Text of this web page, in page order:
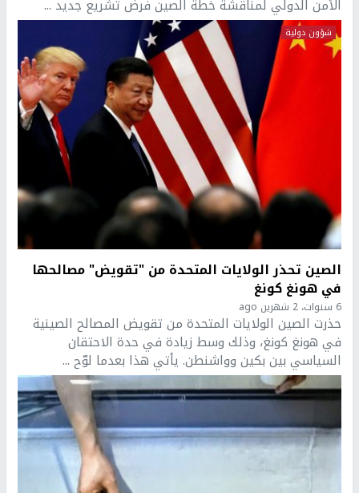
الأمن الدولي لمناقشة خطة الصين فرض تشريع جديد ...
شؤون دولية
الصين تحذر الولايات المتحدة من "تقويض" مصالحها
في هونغ كونغ
6 سنوات، 2 شهرين ago
حذرت الصين الولايات المتحدة من تقويض المصالح الصينية
في هونغ كونغ، وذلك وسط زيادة في حدة الاحتقان
السياسي بين بكين وواشنطن. يأتي هذا بعدما لوّح ...